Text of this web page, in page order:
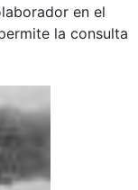
en el
la consulta